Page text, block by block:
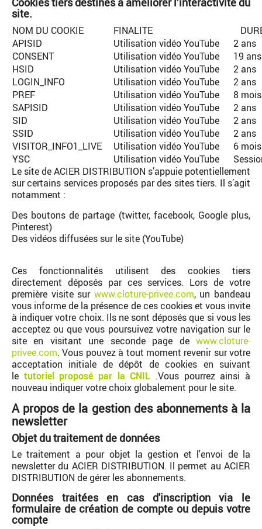
site.
NOM DU COOKIE FINALITE
APISID
Utilisation vidéo YouTube
2 ans
CONSENT
Utilisation vidéo YouTube
19
HSID
Utilisation vidéo YouTube
2 ans
LOGIN_INFO
Utilisation vidéo YouTube
2 ans
PREF
Utilisation vidéo YouTube
8 mois
SAPISID
Utilisation vidéo YouTube
2 ans
SID
Utilisation vidéo YouTube
2 ans
SSID
Utilisation vidéo YouTube
2 ans
VISITOR_INFO1_LIVE
Utilisation vidéo YouTube
6 mois
YSC
Utilisation vidéo YouTube
Le site de ACIER DISTRIBUTION s’appuie potentiellement
sur certains services proposés par des sites tiers. Il s’agit
notamment :
Des boutons de partage (twitter, facebook, Google plus,
Pinterest)
Des vidéos diffusées sur le site (YouTube)
Ces fonctionnalités utilisent des cookies tiers
directement déposés par ces services. Lors de votre
première visite sur www.cloture-privee.com, un bandeau
vous informe de la présence de ces cookies et vous invite
à indiquer votre choix. Ils ne sont déposés que si vous les
acceptez ou que vous poursuivez votre navigation sur le
site en visitant une seconde page de www.cloture-
privee.com. Vous pouvez à tout moment revenir sur votre
acceptation initiale de dépôt de cookies en suivant
le tutoriel proposé par la CNIL .Vous pourrez ainsi à
nouveau indiquer votre choix globalement pour le site.
A propos de la gestion des abonnements à la
newsletter
Objet du traitement de données
Le traitement a pour objet la gestion et l'envoi de la
newsletter du ACIER DISTRIBUTION. Il permet au ACIER
DISTRIBUTION de gérer les abonnements.
Données traitées en cas d'inscription via le
formulaire de création de compte ou depuis votre
compte